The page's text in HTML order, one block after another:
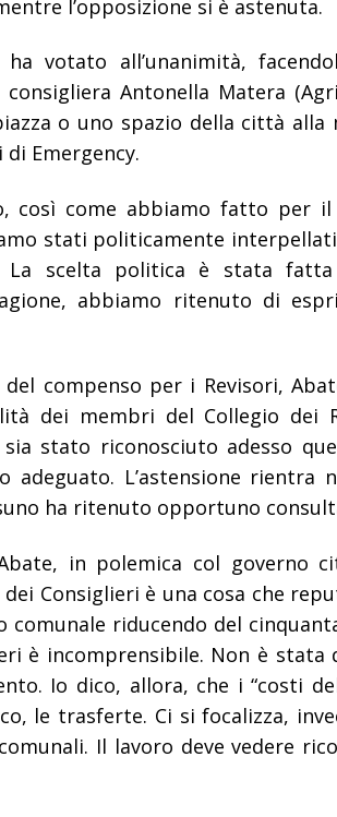
l’opposizione si è astenuta.
votato all’unanimità,
Antonella Matera
o uno spazio della città alla
Emergency.
così come abbiamo fatto per
stati politicamente
La scelta politica è stata
abbiamo ritenuto di
compenso per i Revisori,
dei membri del Collegio dei
stato riconosciuto adesso
adeguato. L’astensione rientra
ha ritenuto opportuno
in polemica col governo
Consiglieri è una cosa che
comunale riducendo del
è incomprensibile. Non è stata
Io dico, allora, che i “costi
le trasferte. Ci si focalizza,
Il lavoro deve vedere